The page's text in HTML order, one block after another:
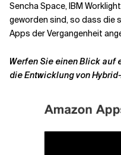
Sencha Space, IBM
geworden sind, so dass die
Apps der Vergangenheit
Werfen Sie einen Blick auf
die Entwicklung von